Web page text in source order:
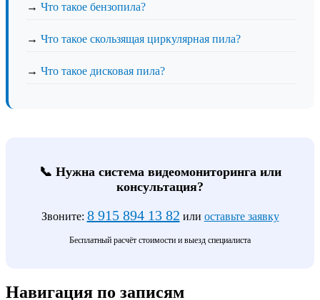
→ Что такое бензопила?
→ Что такое скользящая циркулярная пила?
→ Что такое дисковая пила?
📞 Нужна система видеомониторинга или
консультация?
Звоните: 8 915 894 13 82 или оставьте заявку
Бесплатный расчёт стоимости и выезд специалиста
Навигация по записям